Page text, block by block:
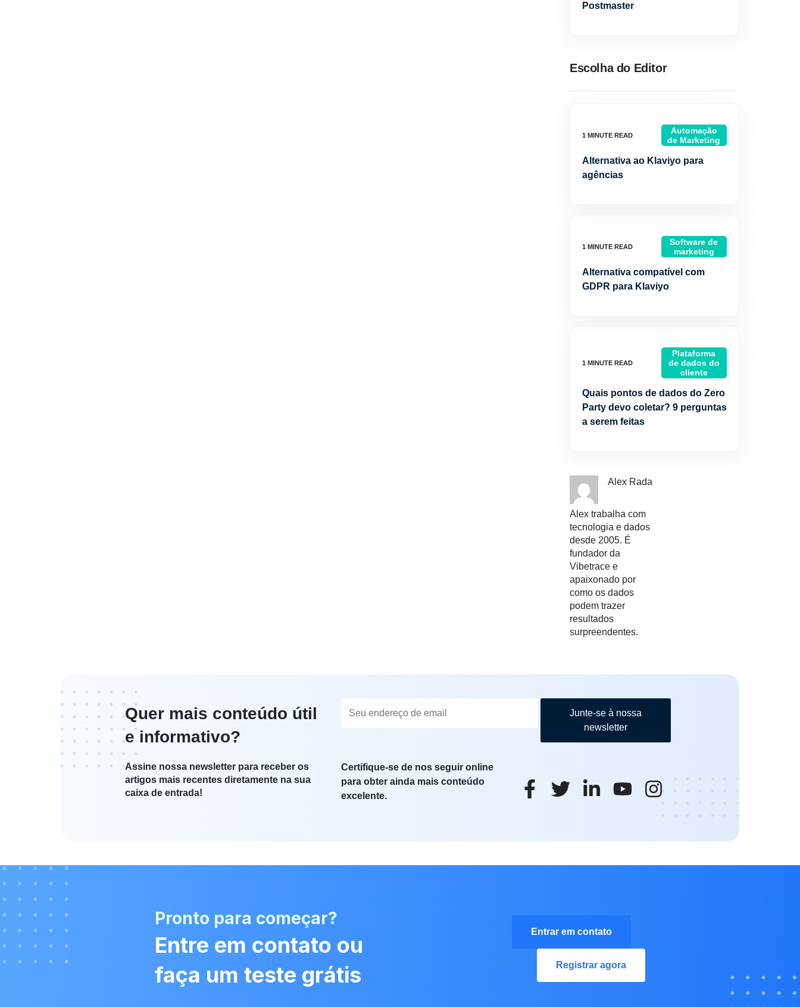
Postmaster
Escolha do Editor
Automação
de Marketing
Alternativa ao Klaviyo para
agências
Software de
marketing
Alternativa compatível com
GDPR para Klaviyo
Plataforma
de dados do
cliente
Quais pontos de dados do Zero
Party devo coletar? 9 perguntas
a serem feitas
Alex Rada
Alex trabalha com
tecnologia e dados
desde 2005. É
fundador da
Vibetrace e
apaixonado por
como os dados
podem trazer
resultados
surpreendentes.
Quer mais conteúdo útil
e informativo?
Assine nossa newsletter para receber os
artigos mais recentes diretamente na sua
caixa de entrada!
Junte-se à nossa
newsletter
Certifique-se de nos seguir online
para obter ainda mais conteúdo
excelente.
Pronto para começar?
Entre em contato ou
faça um teste grátis
Entrar em contato
Registrar agora